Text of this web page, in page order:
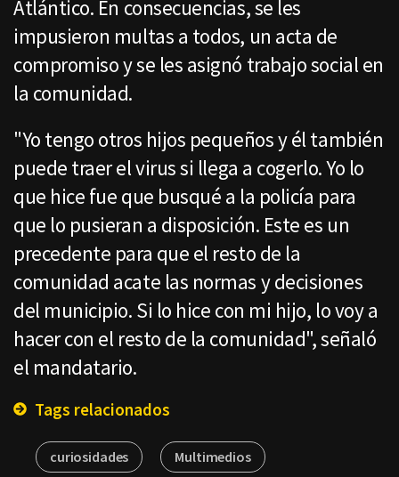
Atlántico. En consecuencias, se les
impusieron multas a todos, un acta de
compromiso y se les asignó trabajo social en
la comunidad.
"Yo tengo otros hijos pequeños y él también
puede traer el virus si llega a cogerlo. Yo lo
que hice fue que busqué a la policía para
que lo pusieran a disposición. Este es un
precedente para que el resto de la
comunidad acate las normas y decisiones
del municipio. Si lo hice con mi hijo, lo voy a
hacer con el resto de la comunidad", señaló
el mandatario.
Tags relacionados
curiosidades Multimedios